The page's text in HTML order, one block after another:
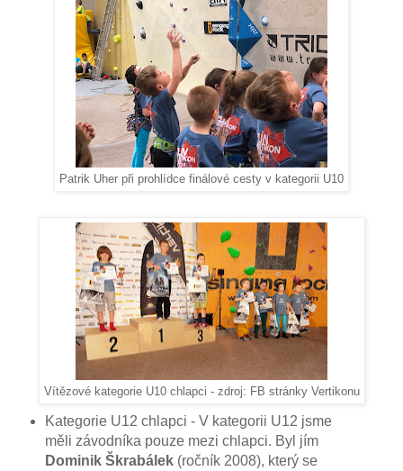
Patrik Uher při prohlídce finálové cesty v kategorii U10
Vítězové kategorie U10 chlapci - zdroj: FB stránky Vertikonu
Kategorie U12 chlapci - V kategorii U12 jsme
měli závodníka pouze mezi chlapci. Byl jím
Dominik Škrabálek(ročník 2008), který se